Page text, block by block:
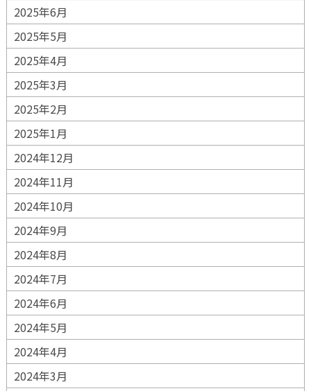
2025年6月
2025年5月
2025年4月
2025年3月
2025年2月
2025年1月
2024年12月
2024年11月
2024年10月
2024年9月
2024年8月
2024年7月
2024年6月
2024年5月
2024年4月
2024年3月